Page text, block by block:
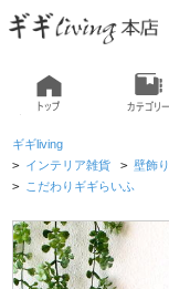
ギギliving
> インテリア雑貨 > 壁飾り
> こだわりギギらいふ